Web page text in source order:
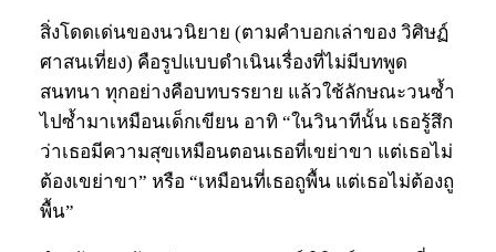
สิ่งโดดเด่นของนวนิยาย (ตามคำบอกเล่าของ วิศิษฏ์
ศาสนเที่ยง) คือรูปแบบดำเนินเรื่องที่ไม่มีบทพูด
สนทนา ทุกอย่างคือบทบรรยาย แล้วใช้ลักษณะวนซ้ำ
ไปซ้ำมาเหมือนเด็กเขียน อาทิ “ในวินาทีนั้น เธอรู้สึก
ว่าเธอมีความสุขเหมือนตอนเธอที่เขย่าขา แต่เธอไม่
ต้องเขย่าขา” หรือ “เหมือนที่เธอถูพื้น แต่เธอไม่ต้องถู
พื้น”